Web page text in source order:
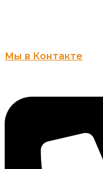
Мы в Контакте